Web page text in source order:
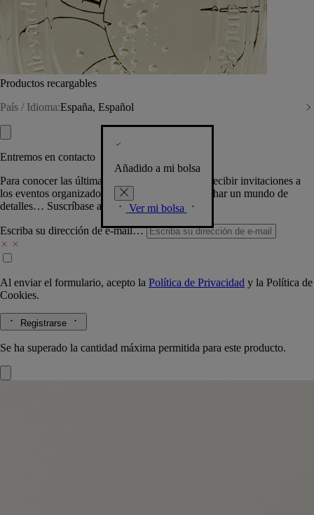
Productos recargables
País / Idioma:España, Español
Añadido a mi bolsa
Ver mi bolsa
Entremos en contacto
Para conocer las últimas creaciones de la Casa, recibir invitaciones a
los eventos organizados por Diptyque y aprovechar un mundo de
detalles… Suscríbase a nuestra newsletter.
Escriba su dirección de e-mail…
Al enviar el formulario, acepto la Política de Privacidad y la Política de
Cookies.
Registrarse
Se ha superado la cantidad máxima permitida para este producto.